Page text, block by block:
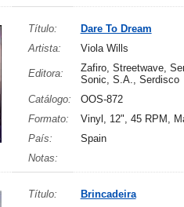
Título:
Dare To Dream
Artista:
Viola Wills
Editora:
Zafiro, Streetwave,
Sonic, S.A., Serdisco
Catálogo:
OOS-872
Formato:
Vinyl, 12", 45 RPM,
País:
Spain
Notas:
Título:
Brincadeira